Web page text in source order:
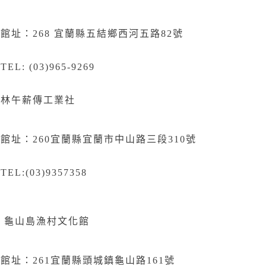
館址：268 宜 蘭縣五結鄉西河五路82號
TEL: (03)965-9269
林午薪傳工業社
館址： 260宜蘭縣宜蘭市中山路三段310號
TEL:(03)9357358
龜山島漁村文化館
館址： 261 宜蘭縣頭城鎮龜山路161 號